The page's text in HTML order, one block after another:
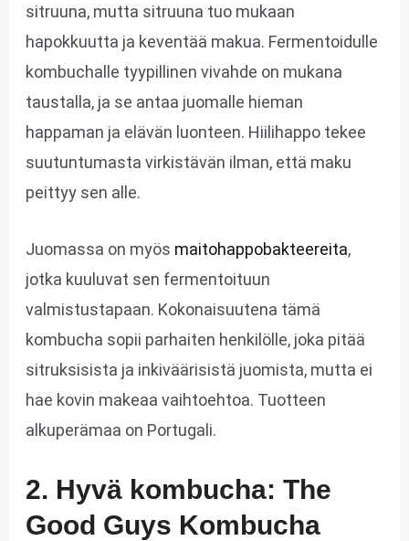
sitruuna, mutta sitruuna tuo mukaan
hapokkuutta ja keventää makua. Fermentoidulle
kombuchalle tyypillinen vivahde on mukana
taustalla, ja se antaa juomalle hieman
happaman ja elävän luonteen. Hiilihappo tekee
suutuntumasta virkistävän ilman, että maku
peittyy sen alle.
Juomassa on myös maitohappobakteereita,
jotka kuuluvat sen fermentoituun
valmistustapaan. Kokonaisuutena tämä
kombucha sopii parhaiten henkilölle, joka pitää
sitruksisista ja inkiväärisistä juomista, mutta ei
hae kovin makeaa vaihtoehtoa. Tuotteen
alkuperämaa on Portugali.
2. Hyvä kombucha: The
Good Guys Kombucha